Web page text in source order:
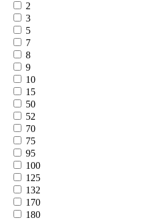
2
3
5
7
8
9
10
15
50
52
70
75
95
100
125
132
170
180